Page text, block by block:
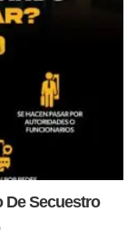
De Secuestro